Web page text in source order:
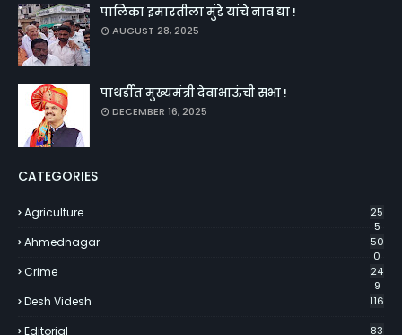
पालिका इमारतीला मुंडे यांचे नाव द्या !
AUGUST 28, 2025
पाथर्डीत मुख्यमंत्री देवाभाऊंची सभा !
DECEMBER 16, 2025
CATEGORIES
Agriculture
25
5
Ahmednagar
50
0
Crime
24
9
Desh Videsh 116
Editorial 83